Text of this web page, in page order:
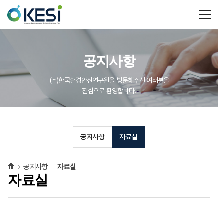
공지사항
(주)한국환경안전연구원을 방문해주신 여러분을
진심으로 환영합니다.
공지사항 자료실
자료실
공지사항 자료실